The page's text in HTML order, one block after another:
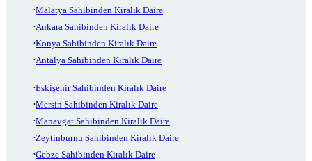
Malatya Sahibinden Kiralık Daire
Ankara Sahibinden Kiralık Daire
Konya Sahibinden Kiralık Daire
Antalya Sahibinden Kiralık Daire
Eskişehir Sahibinden Kiralık Daire
Mersin Sahibinden Kiralık Daire
Manavgat Sahibinden Kiralık Daire
Zeytinburnu Sahibinden Kiralık Daire
Gebze Sahibinden Kiralık Daire